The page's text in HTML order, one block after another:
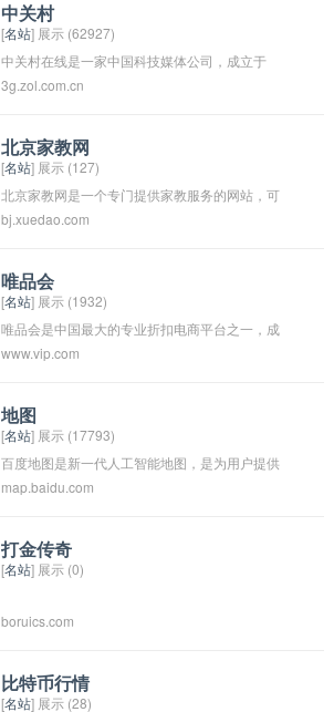
中关村
[名站] 展示 (62927)
中关村在线是一家中国科技媒体公司，成立于
1999年，是中国领先的科技新闻门户网站之一。
场趋势等内容，是广大科技爱好者和行业专业人
士获取最新科技资讯的重要平台之一。
3g.zol.com.cn
北京家教网
[名站] 展示 (127)
北京家教网是一个专门提供家教服务的网站，可
以为学生和家长寻找合适的家教老师。通过该网
孩子的具有专业知识和丰富教学经验的家教老
师。同时，家教老师也可以在该平台上注册自己
的信息，展示自己的教学特点和优势，帮助家长
更准确地选择合适的家教对象。北京家教网致力
自信心。
bj.xuedao.com
唯品会
[名站] 展示 (1932)
唯品会是中国最大的专业折扣电商平台之一，成
立于2008年，总部位于中国广州。唯品会主要以
各类商品为主。 唯品会一直致力于为消费者提供
优质的品牌商品，打造一个高品质、高性价比的
购物平台。通过与品牌合作，唯品会打破传统的
零售模式，提供最优惠的价格给用户，深受消费
务，为用户提供便捷的购物体验。 唯品会在中国
市场拥有庞大的用户群体，深受消费者信赖和喜
不断壮大并扩大自己的市场份额。
www.vip.com
地图
[名站] 展示 (17793)
百度地图是新一代人工智能地图，是为用户提供
智能路线规划及导航、地点查询、智能旅游等出
导航等全新交互模式。百度地图国际化地图已覆
盖全球200多个国家及地区。致力于为用户提供
map.baidu.com
打金传奇
[名站] 展示 (0)
boruics.com
比特币行情
[名站] 展示 (28)